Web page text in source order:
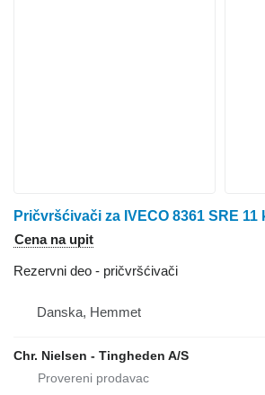
Pričvršćivači za IVECO 8361 SRE
Cena na upit
Rezervni deo - pričvršćivači
Danska, Hemmet
Chr. Nielsen - Tingheden A/S